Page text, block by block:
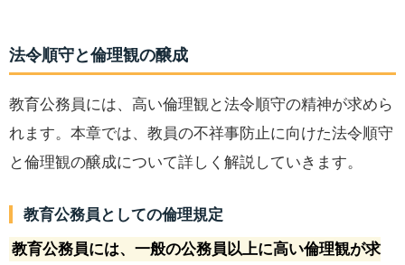
法令順守と倫理観の醸成
教育公務員には、高い倫理観と法令順守の精神が求めら
れます。本章では、教員の不祥事防止に向けた法令順守
と倫理観の醸成について詳しく解説していきます。
教育公務員としての倫理規定
教育公務員には、一般の公務員以上に高い倫理観が求